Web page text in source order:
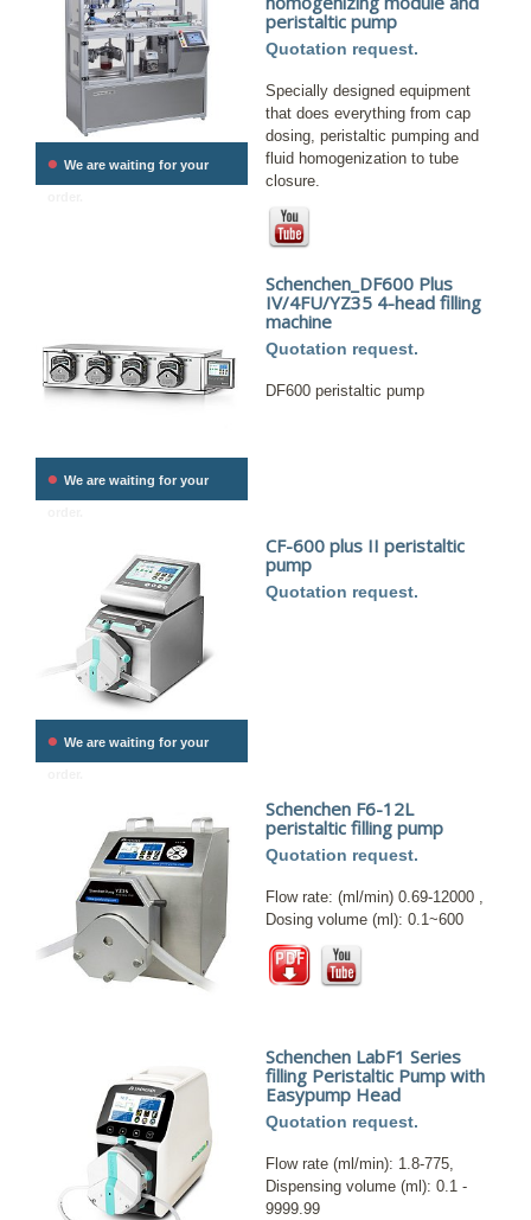
• We are waiting for your
peristaltic pump
Quotation request.
Specially designed equipment
that does everything from cap
dosing, peristaltic pumping and
fluid homogenization to tube
closure.
• We are waiting for your
Schenchen_DF600 Plus
IV/4FU/YZ35 4-head filling
machine
Quotation request.
DF600 peristaltic pump
• We are waiting for your
CF-600 plus II peristaltic
pump
Quotation request.
Schenchen F6-12L
peristaltic filling pump
Quotation request.
Flow rate: (ml/min) 0.69-12000 ,
Dosing volume (ml): 0.1~600
Schenchen LabF1 Series
filling Peristaltic Pump with
Easypump Head
Quotation request.
Flow rate (ml/min): 1.8-775,
Dispensing volume (ml): 0.1 -
9999.99